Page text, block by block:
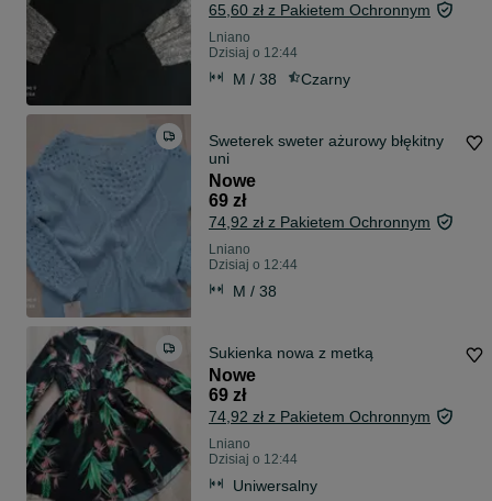
65,60 zł z Pakietem Ochronnym
Lniano
Dzisiaj o 12:44
M / 38 Czarny
Sweterek sweter ażurowy błękitny
uni
Nowe
69 zł
74,92 zł z Pakietem Ochronnym
Lniano
Dzisiaj o 12:44
M / 38
Sukienka nowa z metką
Nowe
69 zł
74,92 zł z Pakietem Ochronnym
Lniano
Dzisiaj o 12:44
Uniwersalny